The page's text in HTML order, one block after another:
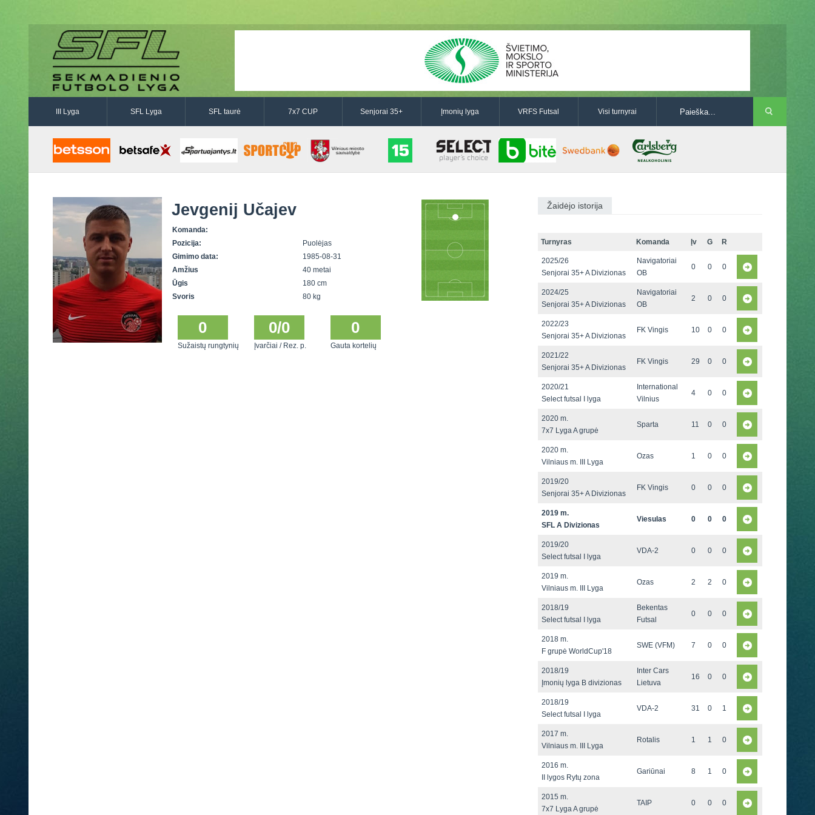
III Lyga SFL Lyga SFL taurė 7x7 CUP Senjorai 35+ Įmonių lyga VRFS Futsal Visi turnyrai
Jevgenij Učajev
Komanda:
Pozicija:
Puolėjas
Gimimo data:
1985-08-31
Amžius
40 metai
Ūgis
180 cm
Svoris
80 kg
0
Sužaistų rungtynių
0/0
Įvarčiai / Rez. p.
0
Gauta kortelių
Žaidėjo istorija
Turnyras Komanda Įv G R
2025/26
Senjorai 35+ A Divizionas
Navigatoriai
OB
0 0 0
2024/25
Senjorai 35+ A Divizionas
Navigatoriai
OB
2 0 0
2022/23
Senjorai 35+ A Divizionas
FK Vingis 10 0 0
2021/22
Senjorai 35+ A Divizionas
FK Vingis 29 0 0
2020/21
Select futsal I lyga
International
Vilnius
4 0 0
2020 m.
7x7 Lyga A grupė
Sparta 11 0 0
2020 m.
Vilniaus m. III Lyga
Ozas 1 0 0
2019/20
Senjorai 35+ A Divizionas
FK Vingis 0 0 0
2019 m.
SFL A Divizionas
Viesulas 0 0 0
2019/20
Select futsal I lyga
VDA-2 0 0 0
2019 m.
Vilniaus m. III Lyga
Ozas 2 2 0
2018/19
Select futsal I lyga
Bekentas
Futsal
0 0 0
2018 m.
F grupė WorldCup'18
SWE (VFM) 7 0 0
2018/19
Įmonių lyga B divizionas
Inter Cars
Lietuva
16 0 0
2018/19
Select futsal I lyga
VDA-2 31 0 1
2017 m.
Vilniaus m. III Lyga
Rotalis 1 1 0
2016 m.
II lygos Rytų zona
Gariūnai 8 1 0
2015 m.
7x7 Lyga A grupė
TAIP 0 0 0